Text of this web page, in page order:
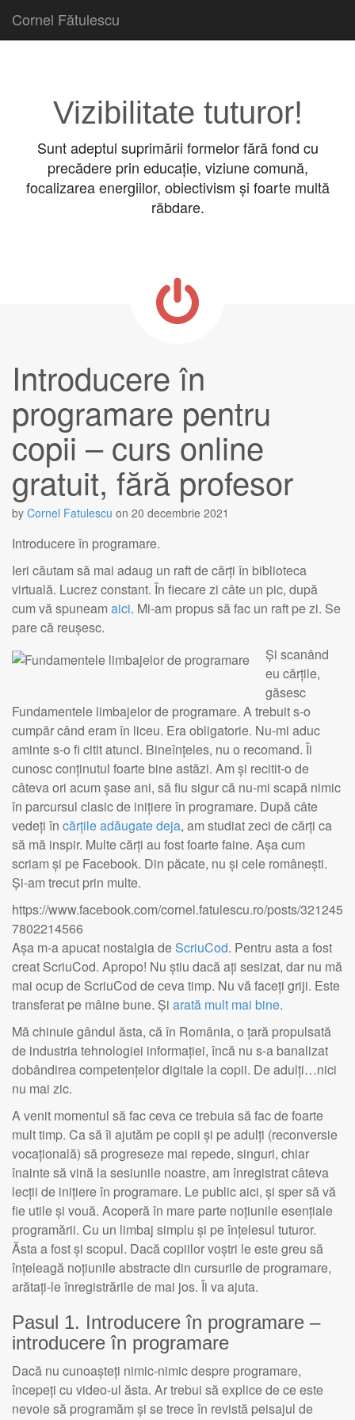
Cornel Fătulescu
Vizibilitate tuturor!
Sunt adeptul suprimării formelor fără fond cu
precădere prin educație, viziune comună,
focalizarea energiilor, obiectivism și foarte multă
răbdare.
Introducere în
programare pentru
copii – curs online
gratuit, fără profesor
by Cornel Fatulescu on 20 decembrie 2021
Introducere în programare.
Ieri căutam să mai adaug un raft de cărți în biblioteca
virtuală. Lucrez constant. În fiecare zi câte un pic, după
cum vă spuneam aici. Mi-am propus să fac un raft pe zi. Se
pare că reușesc.
Și scanând
eu cărțile,
găsesc
Fundamentele limbajelor de programare. A trebuit s-o
cumpăr când eram în liceu. Era obligatorie. Nu-mi aduc
aminte s-o fi citit atunci. Bineînțeles, nu o recomand. Îi
cunosc conținutul foarte bine astăzi. Am și recitit-o de
câteva ori acum șase ani, să fiu sigur că nu-mi scapă nimic
în parcursul clasic de inițiere în programare. După câte
vedeți în cărțile adăugate deja, am studiat zeci de cărți ca
să mă inspir. Multe cărți au fost foarte faine. Așa cum
scriam și pe Facebook. Din păcate, nu și cele românești.
Și-am trecut prin multe.
https://www.facebook.com/cornel.fatulescu.ro/posts/321245
7802214566
Așa m-a apucat nostalgia deScriuCod. Pentru asta a fost
creat ScriuCod. Apropo! Nu știu dacă ați sesizat, dar nu mă
mai ocup de ScriuCod de ceva timp. Nu vă faceți griji. Este
transferat pe mâine bune. Și arată mult mai bine.
Mă chinuie gândul ăsta, că în România, o țară propulsată
de industria tehnologiei informației, încă nu s-a banalizat
dobândirea competențelor digitale la copii. De adulți…nici
nu mai zic.
A venit momentul să fac ceva ce trebuia să fac de foarte
mult timp. Ca să îi ajutăm pe copii și pe adulți (reconversie
vocațională) să progreseze mai repede, singuri, chiar
înainte să vină la sesiunile noastre, am înregistrat câteva
lecții de inițiere în programare. Le public aici, și sper să vă
fie utile și vouă. Acoperă în mare parte noțiunile esențiale
programării. Cu un limbaj simplu și pe înțelesul tuturor.
Ăsta a fost și scopul. Dacă copiilor voștri le este greu să
înțeleagă noțiunile abstracte din cursurile de programare,
arătați-le înregistrările de mai jos. Îi va ajuta.
Pasul 1. Introducere în programare –
introducere în programare
Dacă nu cunoașteți nimic-nimic despre programare,
începeți cu video-ul ăsta. Ar trebui să explice de ce este
nevoie să programăm și se trece în revistă peisajul de